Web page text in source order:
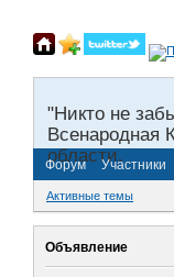
"Никто не
Всенародная
области.
Форум Участники
Активные темы
Объявление